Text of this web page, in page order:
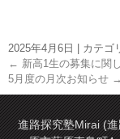
2025年4月6日 カテゴ
← 新高1生の募集に関
5月度の月次お知らせ →
進路探究塾Mirai (